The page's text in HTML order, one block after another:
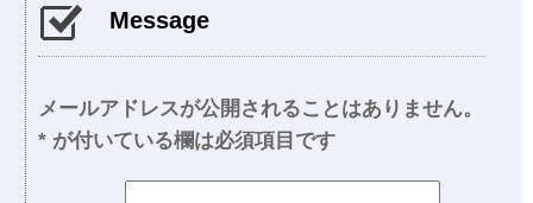
Message
メールアドレスが公開されることはありません。
* が付いている欄は必須項目です